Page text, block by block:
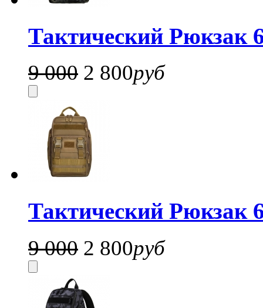
Тактический Рюкзак
9 000 2 800руб
Тактический Рюкзак
9 000 2 800руб